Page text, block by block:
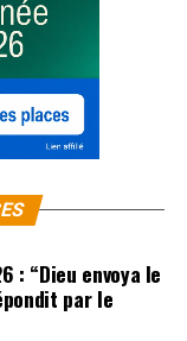
: “Dieu envoya le
par le